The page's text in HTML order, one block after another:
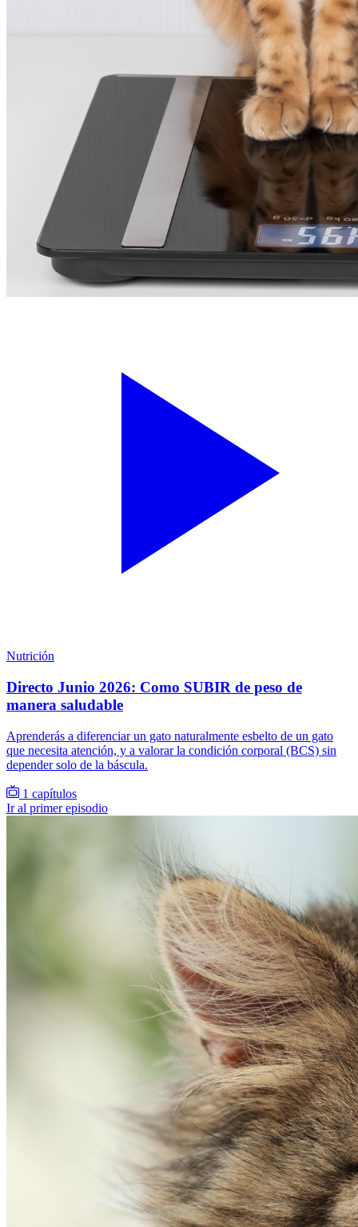
Nutrición
Directo Junio 2026: Como SUBIR de peso de
manera saludable
Aprenderás a diferenciar un gato naturalmente esbelto de un gato
que necesita atención, y a valorar la condición corporal (BCS) sin
depender solo de la báscula.
1 capítulos
Ir al primer episodio